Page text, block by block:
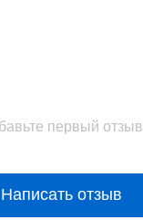
первый отзыв
Написать отзыв